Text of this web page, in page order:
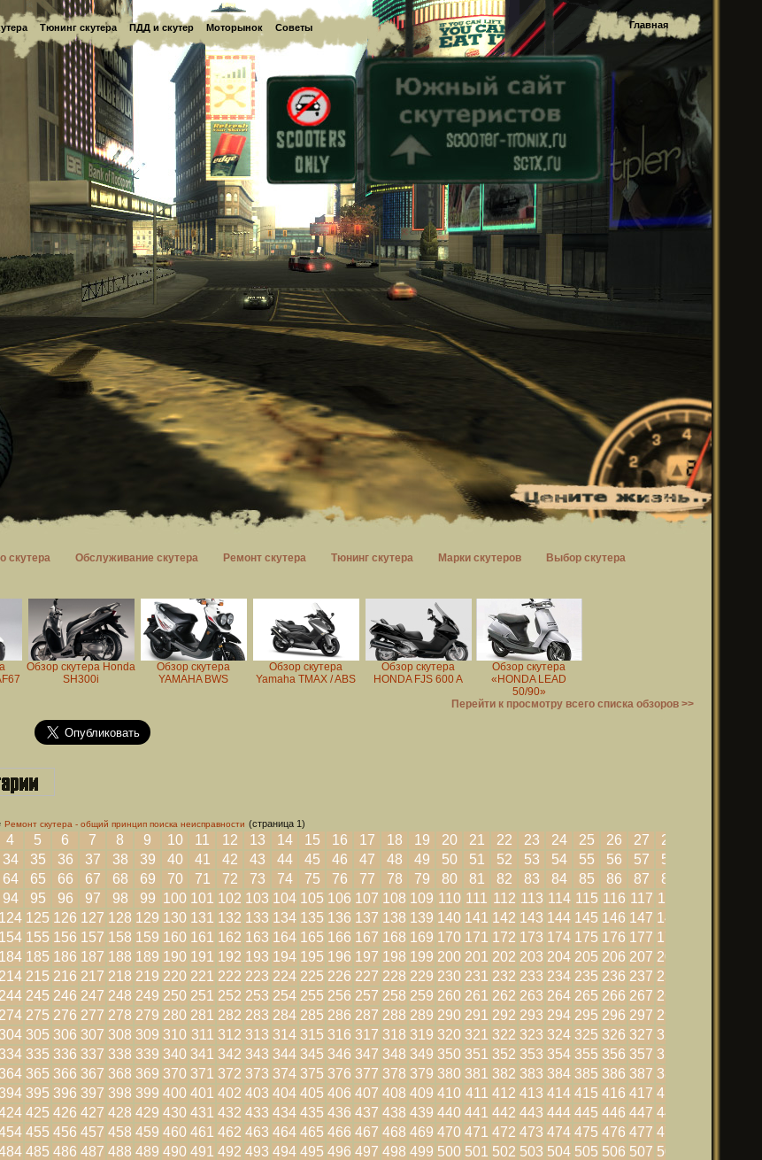
Тюнинг скутера ПДД и скутер Моторынок Советы Главная
скутера Обслуживание скутера Ремонт скутера Тюнинг скутера Марки скутеров Выбор скутера
Обзор скутера Honda
SH300i
Обзор скутера
YAMAHA BWS
Обзор скутера
Yamaha TMAX / ABS
Обзор скутера
HONDA FJS 600 A
Обзор скутера
«HONDA LEAD
50/90»
Перейти к просмотру всего списка обзоров >>
Ремонт скутера - общий принцип поиска неисправности (страница 1)
4 5 6 7 8 9 10 11 12 13 14 15 16 17 18 19 20 21 22 23 24 25 26 27 28
34 35 36 37 38 39 40 41 42 43 44 45 46 47 48 49 50 51 52 53 54 55 56 57 58
64 65 66 67 68 69 70 71 72 73 74 75 76 77 78 79 80 81 82 83 84 85 86 87 88
94 95 96 97 98 99 100 101 102 103 104 105 106 107 108 109 110 111 112 113 114 115 116 117 118
124 125 126 127 128 129 130 131 132 133 134 135 136 137 138 139 140 141 142 143 144 145 146 147 148
154 155 156 157 158 159 160 161 162 163 164 165 166 167 168 169 170 171 172 173 174 175 176 177 178
184 185 186 187 188 189 190 191 192 193 194 195 196 197 198 199 200 201 202 203 204 205 206 207 208
214 215 216 217 218 219 220 221 222 223 224 225 226 227 228 229 230 231 232 233 234 235 236 237 238
244 245 246 247 248 249 250 251 252 253 254 255 256 257 258 259 260 261 262 263 264 265 266 267 268
274 275 276 277 278 279 280 281 282 283 284 285 286 287 288 289 290 291 292 293 294 295 296 297 298
305 306 307 308 309 310 311 312 313 314 315 316 317 318 319 320 321 322 323 324 325 326 327 328
335 336 337 338 339 340 341 342 343 344 345 346 347 348 349 350 351 352 353 354 355 356 357 358
365 366 367 368 369 370 371 372 373 374 375 376 377 378 379 380 381 382 383 384 385 386 387 388
395 396 397 398 399 400 401 402 403 404 405 406 407 408 409 410 411 412 413 414 415 416 417 418
425 426 427 428 429 430 431 432 433 434 435 436 437 438 439 440 441 442 443 444 445 446 447 448
455 456 457 458 459 460 461 462 463 464 465 466 467 468 469 470 471 472 473 474 475 476 477 478
485 486 487 488 489 490 491 492 493 494 495 496 497 498 499 500 501 502 503 504 505 506 507 508